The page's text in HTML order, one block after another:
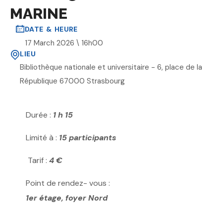
MARINE
DATE & HEURE
17 March 2026 \ 16h00
LIEU
Bibliothèque nationale et universitaire - 6, place de la
République 67000 Strasbourg
Durée : 1h 15
Limité à : 15 participants
Tarif : 4 €
Point de rendez- vous :
1er étage, foyer Nord